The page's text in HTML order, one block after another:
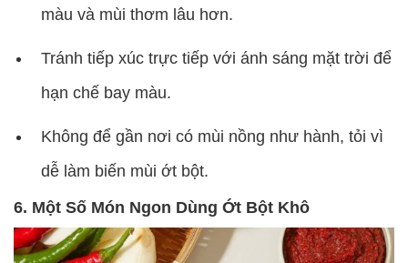
màu và mùi thơm lâu hơn.
Tránh tiếp xúc trực tiếp với ánh sáng mặt trời để
hạn chế bay màu.
Không để gần nơi có mùi nồng như hành, tỏi vì
dễ làm biến mùi ớt bột.
6. Một Số Món Ngon Dùng Ớt Bột Khô